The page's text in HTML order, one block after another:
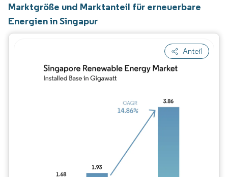
Marktgröße und Marktanteil für erneuerbare
Energien in Singapur
Anteil
Bild © Mordor Intelligence.